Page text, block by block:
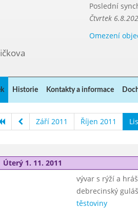
Poslední
Čtvrtek
Omezení
Historie Kontakty a informace
Září 2011 Říjen 2011
Úterý 1. 11. 2011
vývar s rýží a
debrecinský guláš
těstoviny